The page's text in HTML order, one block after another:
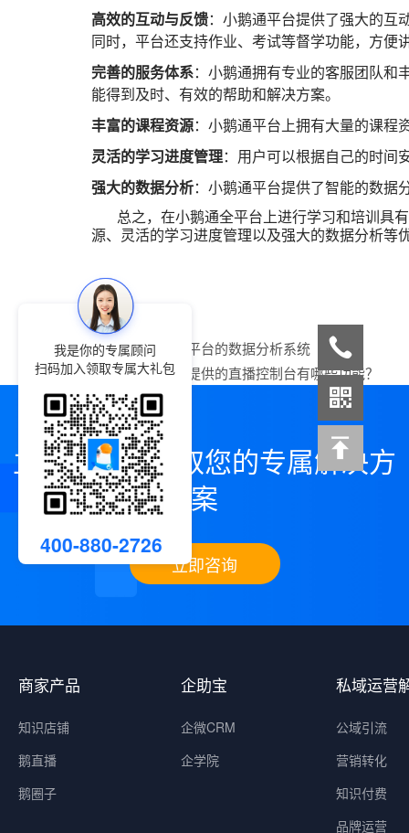
高效的互动与反馈：小鹅通平台提供了强大的互
同时，平台还支持作业、考试等督学功能，方便
完善的服务体系：小鹅通拥有专业的客服团队和
能得到及时、有效的帮助和解决方案。
丰富的课程资源：小鹅通平台上拥有大量的课程
灵活的学习进度管理：用户可以根据自己的时间
强大的数据分析：小鹅通平台提供了智能的数据
总之，在小鹅通全平台上进行学习和培训具
源、灵活的学习进度管理以及强大的数据分析等
上一篇：小鹅通平台的数据分析系统
下一篇：小鹅通提供的直播控制台有哪些功能？
立即咨询，领取您的专属解决方
案
立即咨询
商家产品
知识店铺
鹅直播
鹅圈子
企助宝
企微CRM
企学院
私域运营
公域引流
营销转化
知识付费
品牌运营
我是你的专属顾问
扫码加入领取专属大礼包
400-880-2726